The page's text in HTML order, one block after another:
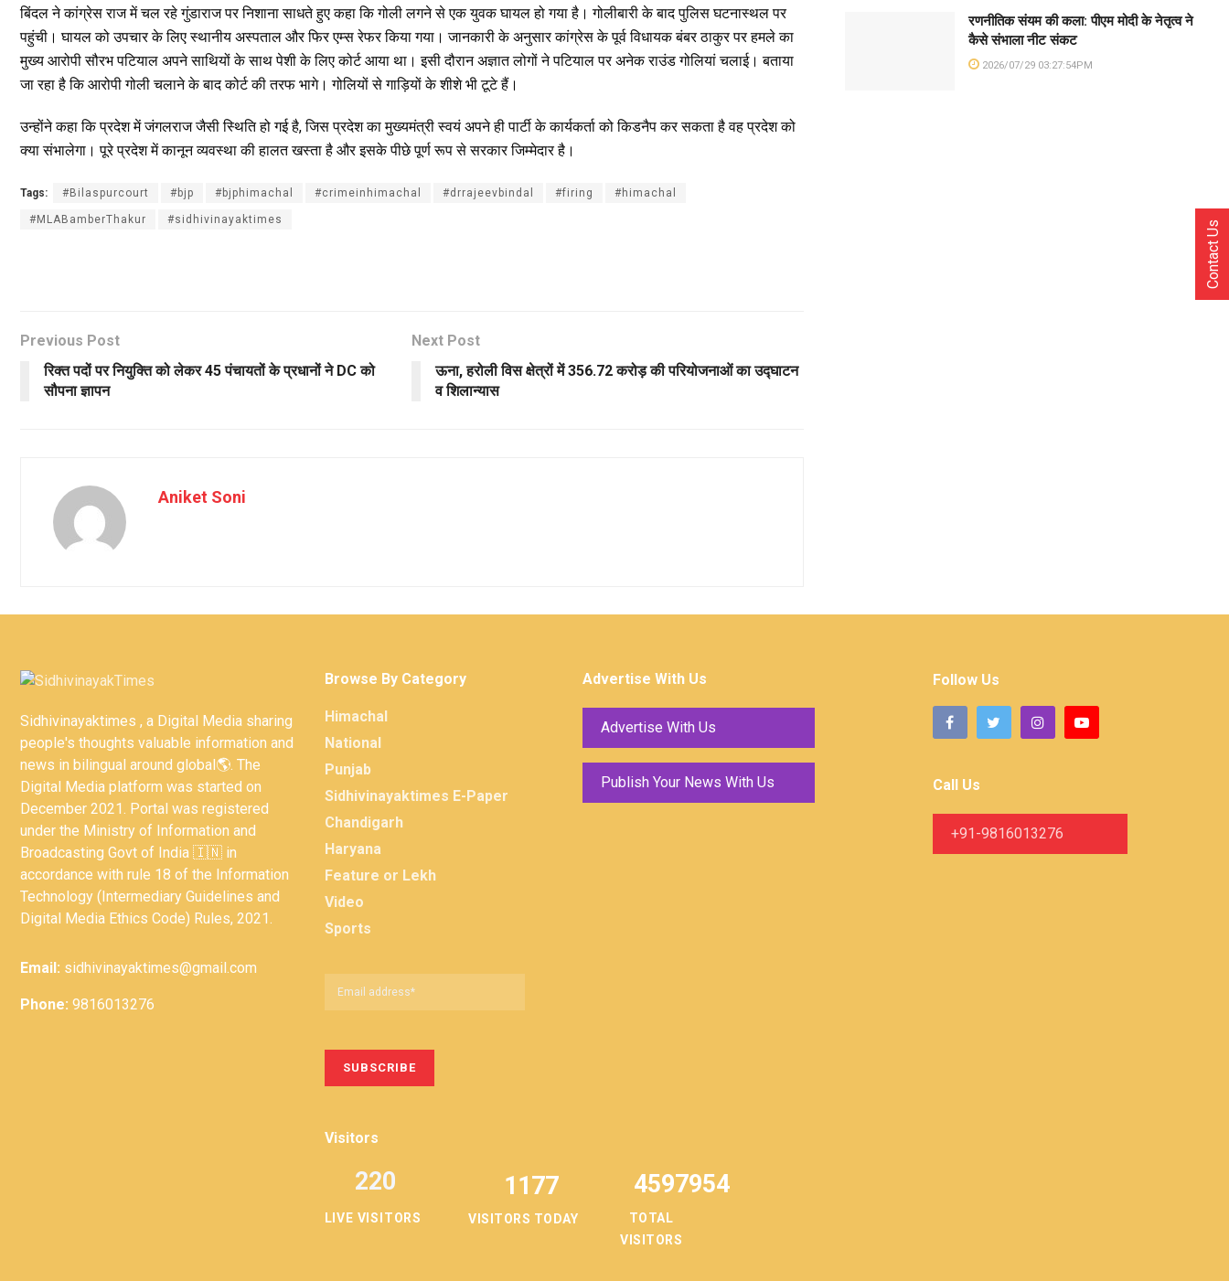
बिंदल ने कांग्रेस राज में चल रहे गुंडाराज पर निशाना साधते हुए कहा कि गोली लगने से एक युवक घायल हो गया है। गोलीबारी के बाद पुलिस घटनास्थल पर
पहुंची। घायल को उपचार के लिए स्थानीय अस्पताल और फिर एम्स रेफर किया गया। जानकारी के अनुसार कांग्रेस के पूर्व विधायक बंबर ठाकुर पर हमले का
मुख्य आरोपी सौरभ पटियाल अपने साथियों के साथ पेशी के लिए कोर्ट आया था। इसी दौरान अज्ञात लोगों ने पटियाल पर अनेक राउंड गोलियां चलाई। बताया
जा रहा है कि आरोपी गोली चलाने के बाद कोर्ट की तरफ भागे। गोलियों से गाड़ियों के शीशे भी टूटे हैं।
उन्होंने कहा कि प्रदेश में जंगलराज जैसी स्थिति हो गई है, जिस प्रदेश का मुख्यमंत्री स्वयं अपने ही पार्टी के कार्यकर्ता को किडनैप कर सकता है वह प्रदेश को
क्या संभालेगा। पूरे प्रदेश में कानून व्यवस्था की हालत खस्ता है और इसके पीछे पूर्ण रूप से सरकार जिम्मेदार है।
Tags: #Bilaspurcourt #bjp #bjphimachal #crimeinhimachal #drrajeevbindal #firing #himachal
#MLABamberThakur #sidhivinayaktimes
Previous Post
रिक्त पदों पर नियुक्ति को लेकर 45 पंचायतों के प्रधानों ने DC को
सौपना ज्ञापन
Next Post
ऊना, हरोली विस क्षेत्रों में 356.72 करोड़ की परियोजनाओं का उद्घाटन
व शिलान्यास
Aniket Soni
रणनीतिक संयम की कला: पीएम मोदी के नेतृत्व ने
कैसे संभाला नीट संकट
2026/07/29 03:27:54PM
Sidhivinayaktimes , a Digital Media sharing
people's thoughts valuable information and
news in bilingual around global🌎. The
Digital Media platform was started on
December 2021. Portal was registered
under the Ministry of Information and
Broadcasting Govt of India 🇮🇳 in
accordance with rule 18 of the Information
Technology (Intermediary Guidelines and
Digital Media Ethics Code) Rules, 2021.
Email: sidhivinayaktimes@gmail.com
Phone: 9816013276
Browse By Category
Himachal
National
Punjab
Sidhivinayaktimes E-Paper
Chandigarh
Haryana
Feature or Lekh
Video
Sports
Visitors
LIVE VISITORS
220 1177
VISITORS TODAY
4597954
TOTAL
VISITORS
Advertise With Us
Advertise With Us
Publish Your News With Us
Follow Us
Call Us
+91-9816013276
Contact Us